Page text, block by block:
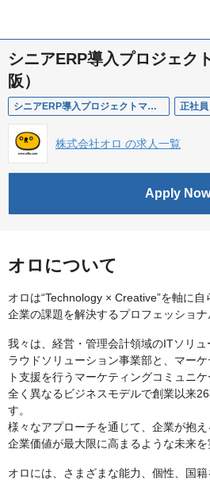
シニアERP導入プロジェク
阪）
シニアERP導入プロジェクトマネージャー（大阪） 正社員
株式会社オロ の求人一覧
Apply Now
オロについて
オロは“Technology × Creative”を軸に
企業の課題を解決するプロフェッショナ
我々は、経営・管理会計領域のITソリ
ラウドソリューション事業部と、マー
ト支援を行うマーケティングコミュニ
全く異なるビジネスモデルで創業以来
す。
様々なアプローチを通じて、企業が抱
企業価値が最大限に高まるような未来を
オロには、さまざまな能力、個性、国